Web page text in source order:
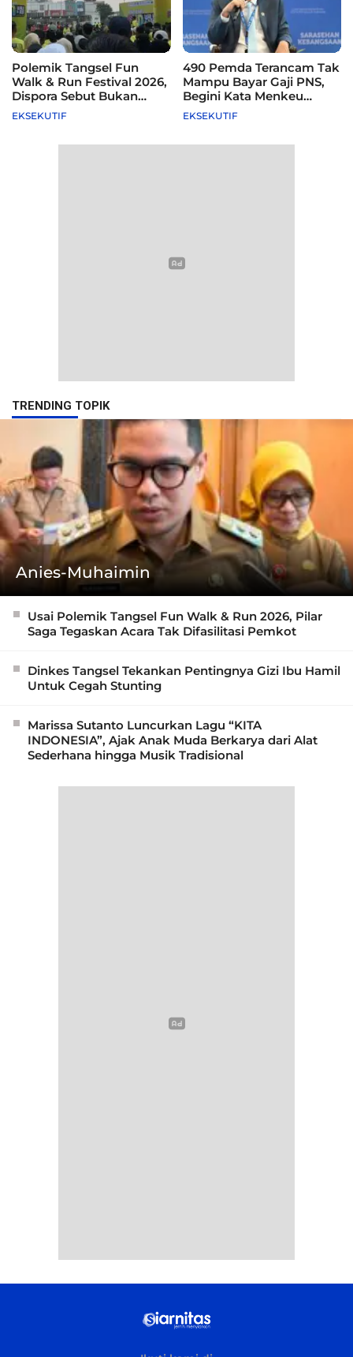
Polemik Tangsel Fun
Walk & Run Festival 2026,
Dispora Sebut Bukan
Agenda Pemkot
EKSEKUTIF
490 Pemda Terancam Tak
Mampu Bayar Gaji PNS,
Begini Kata Menkeu
Purbaya
EKSEKUTIF
TRENDING TOPIK
Anies-Muhaimin
Usai Polemik Tangsel Fun Walk & Run 2026, Pilar
Saga Tegaskan Acara Tak Difasilitasi Pemkot
Dinkes Tangsel Tekankan Pentingnya Gizi Ibu Hamil
Untuk Cegah Stunting
Marissa Sutanto Luncurkan Lagu “KITA
INDONESIA”, Ajak Anak Muda Berkarya dari Alat
Sederhana hingga Musik Tradisional